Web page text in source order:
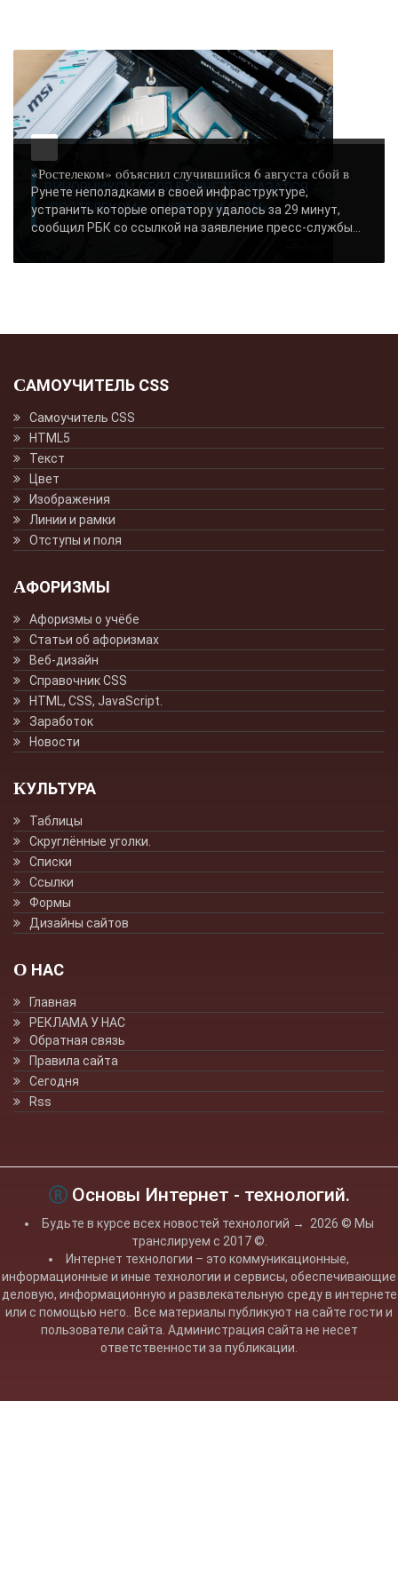
-- Люблю давать советы и очень не люблю, когда их дают мне.
ВИНОВНИКОМ СБОЯ В РУНЕТЕ ОКАЗАЛСЯ
«РОСТЕЛЕКОМ» - «НОВОСТИ СЕТИ»..
«Ростелеком» объяснил случившийся 6 августа сбой в
Рунете неполадками в своей инфраструктуре,
устранить которые оператору удалось за 29 минут,
сообщил РБК со ссылкой на заявление пресс-службы...
САМОУЧИТЕЛЬ CSS
Самоучитель CSS
HTML5
Текст
Цвет
Изображения
Линии и рамки
Отступы и поля
АФОРИЗМЫ
Афоризмы о учёбе
Статьи об афоризмах
Веб-дизайн
Справочник CSS
HTML, CSS, JavaScript.
Заработок
Новости
КУЛЬТУРА
Таблицы
Скруглённые уголки.
Списки
Ссылки
Формы
Дизайны сайтов
О НАС
Главная
РЕКЛАМА У НАС
Обратная связь
Правила сайта
Сегодня
Rss
Основы Интернет - технологий.
Будьте в курсе всех новостей технологий → 2026 © Мы
транслируем с 2017 ©.
Интернет технологии – это коммуникационные,
информационные и иные технологии и сервисы, обеспечивающие
деловую, информационную и развлекательную среду в интернете
или с помощью него.. Все материалы публикуют на сайте гости и
пользователи сайта. Администрация сайта не несет
ответственности за публикации.